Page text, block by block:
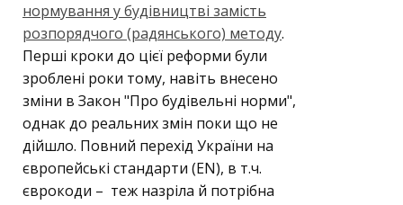
нормування у будівництві замість
розпорядчого (радянського) методу.
Перші кроки до цієї реформи були
зроблені роки тому, навіть внесено
зміни в Закон "Про будівельні норми",
однак до реальних змін поки що не
дійшло. Повний перехід України на
європейські стандарти (EN), в т.ч.
єврокоди – теж назріла й потрібна